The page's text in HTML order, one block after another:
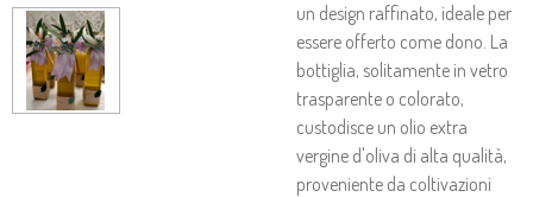
un design raffinato, ideale per
essere offerto come dono. La
bottiglia, solitamente in vetro
trasparente o colorato,
custodisce un olio extra
vergine d'oliva di alta qualità,
proveniente da coltivazioni